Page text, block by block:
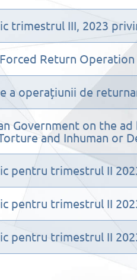
trimestrul III, 2023
Return Operation
a operațiunii de
Government on the
and Inhuman or
pentru trimestrul II
pentru trimestrul II
pentru trimestrul II